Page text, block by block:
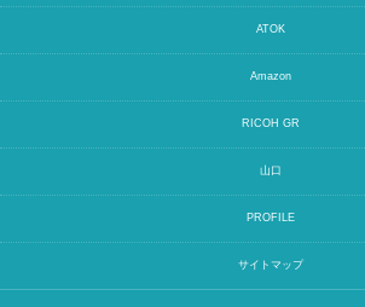
ATOK
Amazon
RICOH GR
山口
PROFILE
サイトマップ